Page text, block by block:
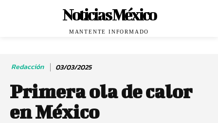
Noticias México
MANTENTE INFORMADO
Redacción 03/03/2025
Primera ola de calor
en México